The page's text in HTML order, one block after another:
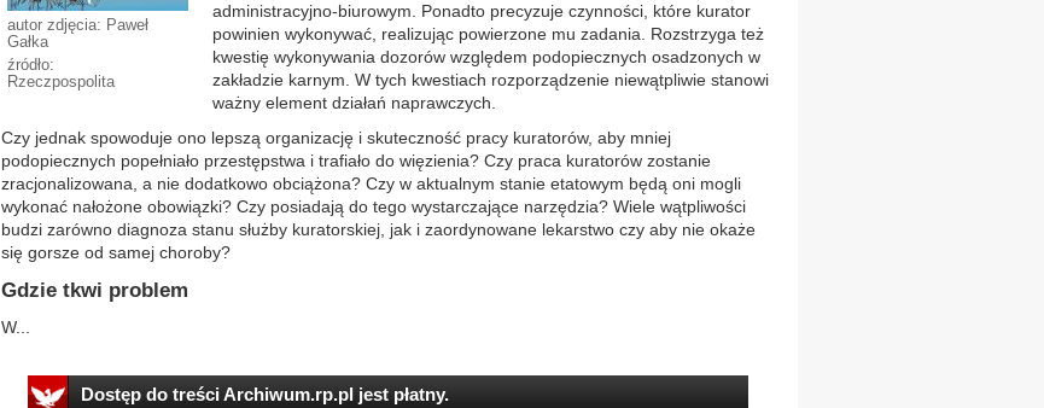
autor zdjęcia: Paweł
Gałka
źródło:
Rzeczpospolita
administracyjno-biurowym. Ponadto precyzuje czynności, które kurator
powinien wykonywać, realizując powierzone mu zadania. Rozstrzyga też
kwestię wykonywania dozorów względem podopiecznych osadzonych w
zakładzie karnym. W tych kwestiach rozporządzenie niewątpliwie stanowi
ważny element działań naprawczych.
Czy jednak spowoduje ono lepszą organizację i skuteczność pracy kuratorów, aby mniej
podopiecznych popełniało przestępstwa i trafiało do więzienia? Czy praca kuratorów zostanie
zracjonalizowana, a nie dodatkowo obciążona? Czy w aktualnym stanie etatowym będą oni mogli
wykonać nałożone obowiązki? Czy posiadają do tego wystarczające narzędzia? Wiele wątpliwości
budzi zarówno diagnoza stanu służby kuratorskiej, jak i zaordynowane lekarstwo czy aby nie okaże
się gorsze od samej choroby?
Gdzie tkwi problem
W...
Dostęp do treści Archiwum.rp.pl jest płatny.